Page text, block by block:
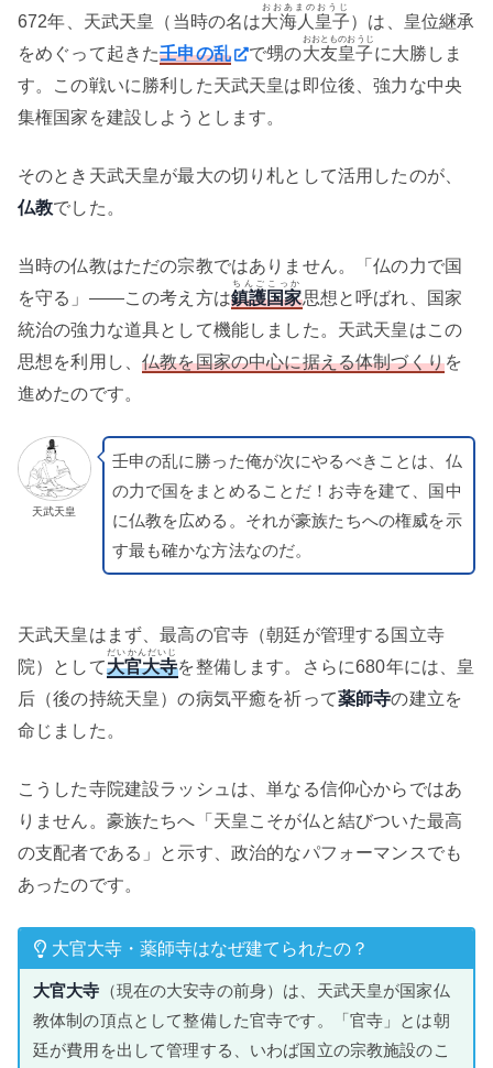
672年、天武天皇（当時の名は大海人皇子
おおあまのおうじ
）は、皇位継承
をめぐって起きた壬申の乱 で甥の大友皇子
おおとものおうじ
に大勝しま
す。この戦いに勝利した天武天皇は即位後、強力な中央
集権国家を建設しようとします。
そのとき天武天皇が最大の切り札として活用したのが、
仏教でした。
当時の仏教はただの宗教ではありません。「仏の力で国
を守る」——この考え方は鎮護国家
ちんごこっか
思想と呼ばれ、国家
統治の強力な道具として機能しました。天武天皇はこの
思想を利用し、仏教を国家の中心に据える体制づくりを
進めたのです。
天武天皇
壬申の乱に勝った俺が次にやるべきことは、仏
の力で国をまとめることだ！お寺を建て、国中
に仏教を広める。それが豪族たちへの権威を示
す最も確かな方法なのだ。
天武天皇はまず、最高の官寺（朝廷が管理する国立寺
院）として大官大寺
だいかんだいじ
を整備します。さらに680年には、皇
后（後の持統天皇）の病気平癒を祈って薬師寺の建立を
命じました。
こうした寺院建設ラッシュは、単なる信仰心からではあ
りません。豪族たちへ「天皇こそが仏と結びついた最高
の支配者である」と示す、政治的なパフォーマンスでも
あったのです。
大官大寺・薬師寺はなぜ建てられたの？
大官大寺 （現在の大安寺の前身）は、天武天皇が国家仏
教体制の頂点として整備した官寺です。「官寺」とは朝
廷が費用を出して管理する、いわば国立の宗教施設のこ